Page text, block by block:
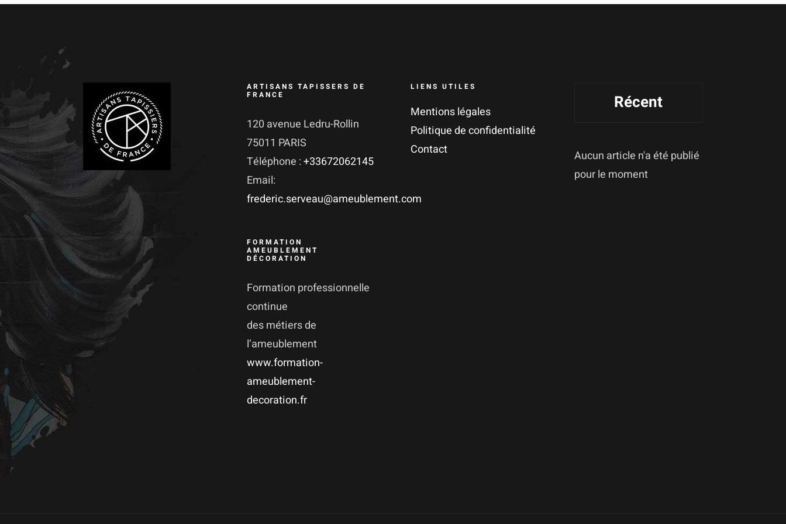
ARTISANS TAPISSERS DE
FRANCE
120 avenue Ledru-Rollin
75011 PARIS
Téléphone :+33672062145
Email:
frederic.serveau@ameublement.com
FORMATION
AMEUBLEMENT
DÉCORATION
Formation professionnelle
continue
des métiers de
l’ameublement
www.formation-
ameublement-
decoration.fr
LIENS UTILES
Mentions légales
Politique de confidentialité
Contact
Récent
Aucun article n'a été publié
pour le moment